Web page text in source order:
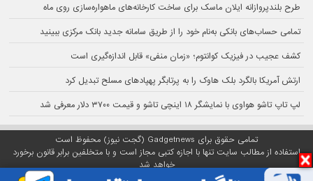
طرح بلندپروازانه ایلان ماسک برای ساخت کارخانه‌های ماهواره‌سازی روی ماه
تمامی حساب‌های بانکی به‌نام خود را از طریق سامانه جدید بانک مرکزی ببینید
کشف عجیب در فیزیک کوانتوم؛ «زمان منفی» قابل اندازه‌گیری است
ارتش آمریکا بالگرد بلک هاوک را به پرتابگر پهپادهای مسلح تبدیل کرد
لپ تاپ تاشو هواوی با نمایشگر ۱۸ اینچی تاشو و قیمت ۳۷۰۰ دلار معرفی شد
تمامی حقوق برای Gadgetnews (گجت نیوز) محفوظ است
استفاده از مطالب سایت تنها با اجازه کتبی مجاز است و با متخلفین برابر قانون برخورد
خواهد شد
پلتفرم گجت نیوز روی
سرور اختصاصیمبین هاست میزبانی می‌شود